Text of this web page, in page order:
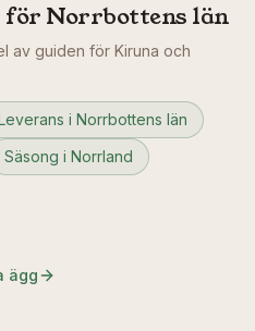
för Norrbottens län
av guiden för Kiruna och
i Norrbottens län
Säsong i Norrland
ägg